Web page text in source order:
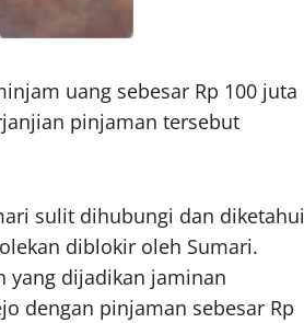
uang sebesar Rp 100 juta
pinjaman tersebut
sulit dihubungi dan diketahui
diblokir oleh Sumari.
yang dijadikan jaminan
dengan pinjaman sebesar Rp